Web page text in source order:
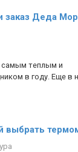
заказ Деда
самым теплым и
в году. Еще в
выбрать